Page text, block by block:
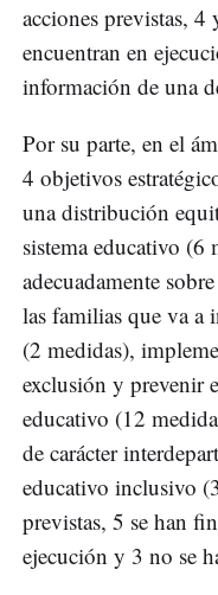
acciones previstas, 4
encuentran en
información de una
Por su parte, en el
4 objetivos
una distribución
sistema educativo
adecuadamente
las familias que va a
(2 medidas),
exclusión y prevenir
educativo (12
de carácter
educativo inclusivo
previstas, 5 se han
ejecución y 3 no se